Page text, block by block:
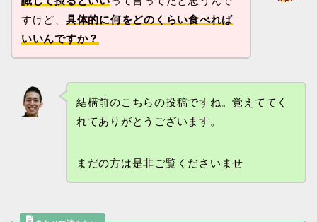
すけど、 具体的に何をどのくらい食べれば
いいんですか？
結構前のこちらの投稿ですね。覚えててく
れてありがとうございます。
まだの方は是非ご覧くださいませ